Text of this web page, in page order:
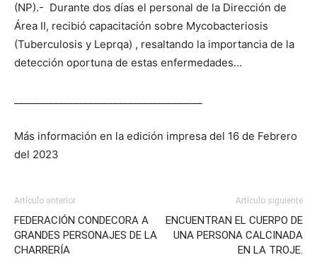
(NP).- Durante dos días el personal de la Dirección de
Área II, recibió capacitación sobre Mycobacteriosis
(Tuberculosis y Leprqa) , resaltando la importancia de la
detección oportuna de estas enfermedades…
Más información en la edición impresa del 16 de Febrero
del 2023
Artículo anterior
FEDERACIÓN CONDECORA A
GRANDES PERSONAJES DE LA
CHARRERÍA
Artículo siguiente
ENCUENTRAN EL CUERPO DE
UNA PERSONA CALCINADA
EN LA TROJE.